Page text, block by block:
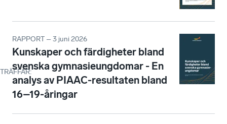
TRÄFFAR:
RAPPORT – 3 juni 2026
Kunskaper och färdigheter bland
svenska gymnasieungdomar - En
analys av PIAAC-resultaten bland
16–19-åringar